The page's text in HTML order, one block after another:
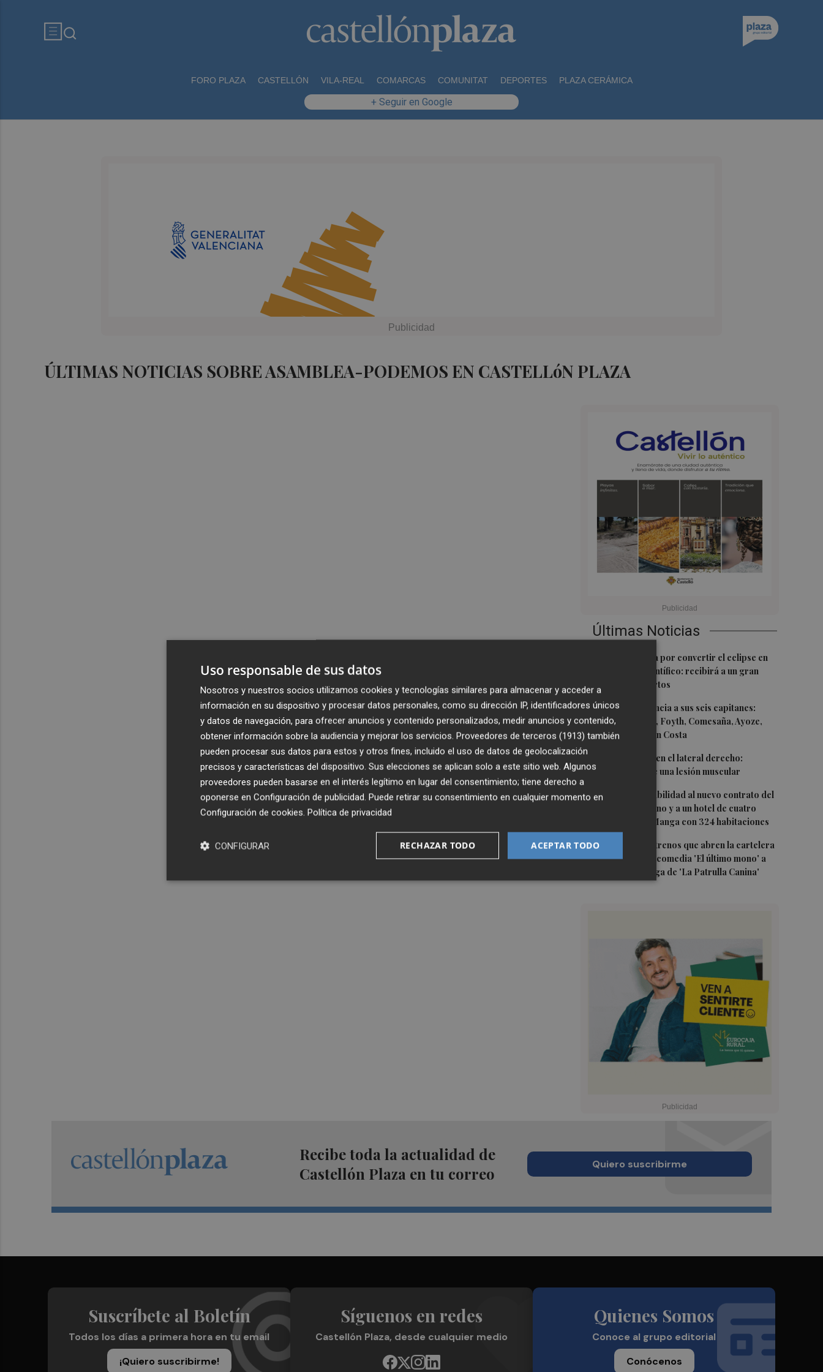
FORO PLAZA CASTELLÓN VILA-REAL COMARCAS COMUNITAT DEPORTES PLAZA CERÁMICA
+ Seguir en Google
ÚLTIMAS NOTICIAS SOBRE ASAMBLEA-PODEMOS EN CASTELLóN PLAZA
Últimas Noticias
Castelló apuesta por convertir el eclipse en
un referente científico: recibirá a un gran
equipo de expertos
2 El Villarreal anuncia a sus seis capitanes:
Gerard Moreno, Foyth, Comesaña, Ayoze,
Cardona y Logan Costa
3
Más problemas en el lateral derecho:
Monferrer sufre una lesión muscular
4 San Javier da viabilidad al nuevo contrato del
transporte urbano y a un hotel de cuatro
estrellas en La Manga con 324 habitaciones
5Estos son los estrenos que abren la cartelera
en agosto: de la comedia 'El último mono' a
una nueva entrega de 'La Patrulla Canina'
Recibe toda la actualidad de
Castellón Plaza en tu correo
Quiero suscribirme
Suscríbete al Boletín
Todos los días a primera hora en tu email
¡Quiero suscribirme!
Síguenos en redes
Castellón Plaza, desde cualquier medio
Quienes Somos
Conoce al grupo editorial
Conócenos
Uso responsable de sus datos
Nosotros y nuestros socios utilizamos cookies y tecnologías similares para almacenar y acceder a
información en su dispositivo y procesar datos personales, como su dirección IP, identificadores únicos
y datos de navegación, para ofrecer anuncios y contenido personalizados, medir anuncios y contenido,
obtener información sobre la audiencia y mejorar los servicios. Proveedores de terceros (1913) también
pueden procesar sus datos para estos y otros fines, incluido el uso de datos de geolocalización
precisos y características del dispositivo. Sus elecciones se aplican solo a este sitio web. Algunos
proveedores pueden basarse en el interés legítimo en lugar del consentimiento; tiene derecho a
oponerse en Configuración de publicidad. Puede retirar su consentimiento en cualquier momento en
Configuración de cookies. Política de privacidad
ACEPTAR TODO
RECHAZAR TODO
CONFIGURAR